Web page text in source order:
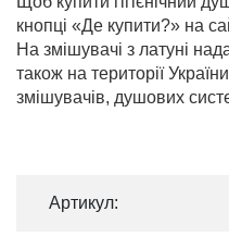
кнопці «Де купити?» на
На змішувачі з латуні
також на території
змішувачів, душових
Артикул: